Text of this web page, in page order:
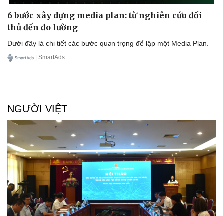
Doanh nghiệp
Thông tin doanh nghiệp
Doanh nghiệp 24h
Doanh nhân
Sành điệu
6 bước xây dựng media plan: từ nghiên cứu đối
thủ đến đo lường
Dưới đây là chi tiết các bước quan trọng để lập một Media Plan.
| SmartAds
NGƯỜI VIỆT